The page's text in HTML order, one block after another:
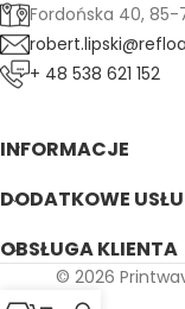
Fordońska 40, 85-
+ 48 538 621 152
INFORMACJE
DODATKOWE
OBSŁUGA KLIENTA
© 2026